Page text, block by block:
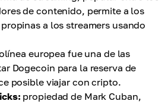
de contenido, permite a los
a los streamers usando
europea fue una de las
Dogecoin para la reserva de
posible viajar con cripto.
propiedad de Mark Cuban,